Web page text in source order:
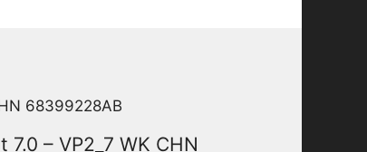
68399228AB
– VP2_7 WK CHN